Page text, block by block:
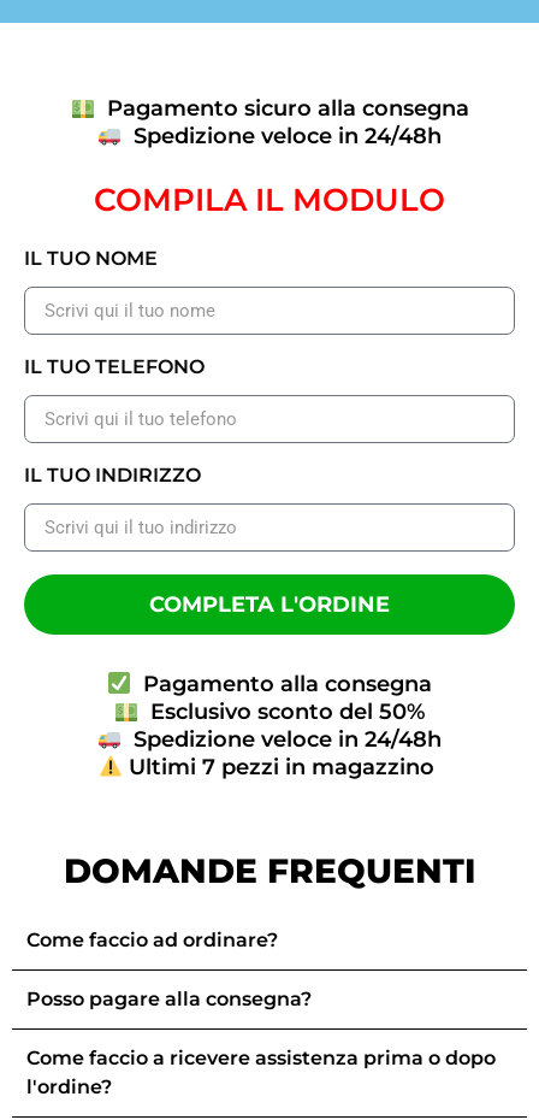
Pagamento sicuro alla consegna
Spedizione veloce in 24/48h
COMPILA IL MODULO
IL TUO NOME
IL TUO TELEFONO
IL TUO INDIRIZZO
COMPLETA L'ORDINE
Pagamento alla consegna
Esclusivo sconto del 50%
Spedizione veloce in 24/48h
Ultimi 7 pezzi in magazzino
DOMANDE FREQUENTI
Come faccio ad ordinare?
Posso pagare alla consegna?
Come faccio a ricevere assistenza prima o dopo
l'ordine?